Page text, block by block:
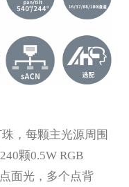
，每颗主光源周围
颗0.5W RGB
面光，多个点背